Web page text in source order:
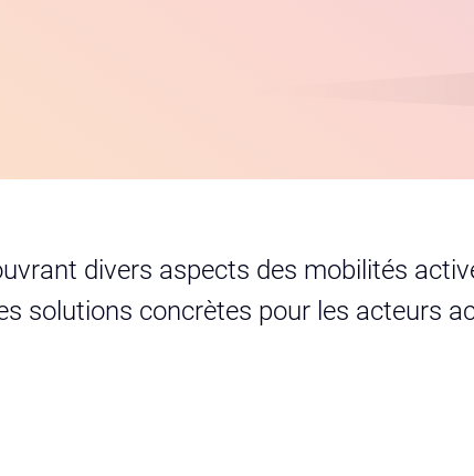
divers aspects des mobilités
solutions concrètes pour les acteurs